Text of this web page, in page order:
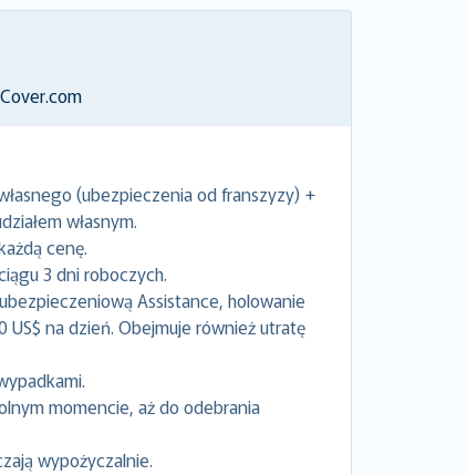
(ubezpieczenia od franszyzy) +
własnym.
cenę.
3 dni roboczych.
Assistance, holowanie
US$ na dzień. Obejmuje również utratę
momencie, aż do odebrania
wypożyczalnie.